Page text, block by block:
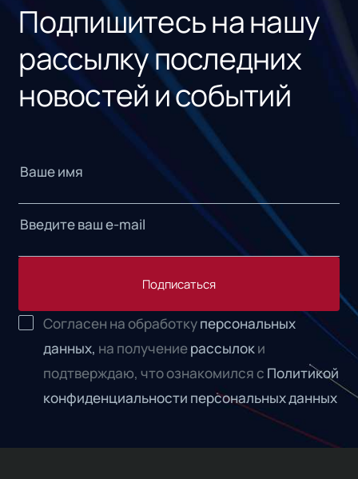
Подпишитесь на нашу
рассылку последних
новостей и событий
Подписаться
Согласен на обработкуперсональных
данных, на получениерассылоки
подтверждаю, что ознакомился с Политикой
конфиденциальности персональных данных